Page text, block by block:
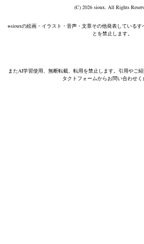
(C) 2026 sioux. All Rights
※siouxの絵画・イラスト・音声・文章その他発表している
とを禁止します。
またAI学習使用、無断転載、転用を禁止します。引用やご
タクトフォームからお問い合わせく